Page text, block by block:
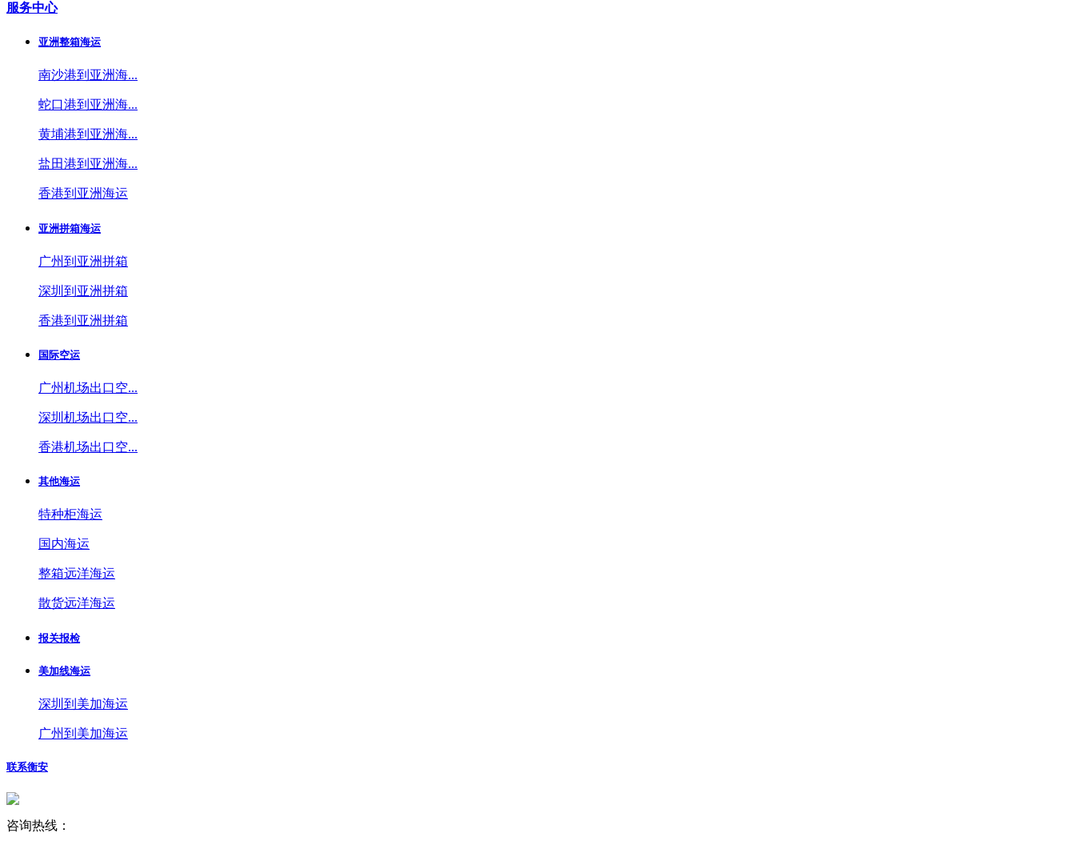
服务中心
亚洲整箱海运
南沙港到亚洲海...
蛇口港到亚洲海...
黄埔港到亚洲海...
盐田港到亚洲海...
香港到亚洲海运
亚洲拼箱海运
广州到亚洲拼箱
深圳到亚洲拼箱
香港到亚洲拼箱
国际空运
广州机场出口空...
深圳机场出口空...
香港机场出口空...
其他海运
特种柜海运
国内海运
整箱远洋海运
散货远洋海运
报关报检
美加线海运
深圳到美加海运
广州到美加海运
联系衡安
咨询热线：